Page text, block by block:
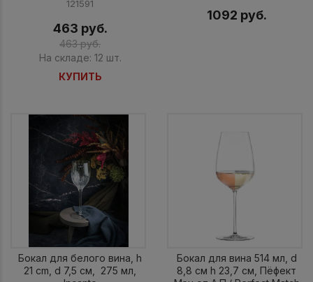
121591
463 руб.
463 руб.
На складе: 12 шт.
КУПИТЬ
1092 руб.
Бокал для белого вина, h
21 сm, d 7,5 см, 275 мл,
Бокал для вина 514 мл, d
8,8 см h 23,7 см, Пёфект